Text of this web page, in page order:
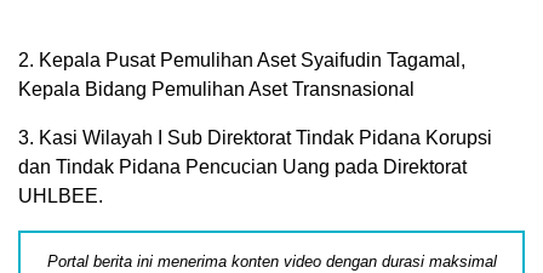
2. Kepala Pusat Pemulihan Aset Syaifudin Tagamal,
Kepala Bidang Pemulihan Aset Transnasional
3. Kasi Wilayah I Sub Direktorat Tindak Pidana Korupsi
dan Tindak Pidana Pencucian Uang pada Direktorat
UHLBEE.
Portal berita ini menerima konten video dengan durasi maksimal